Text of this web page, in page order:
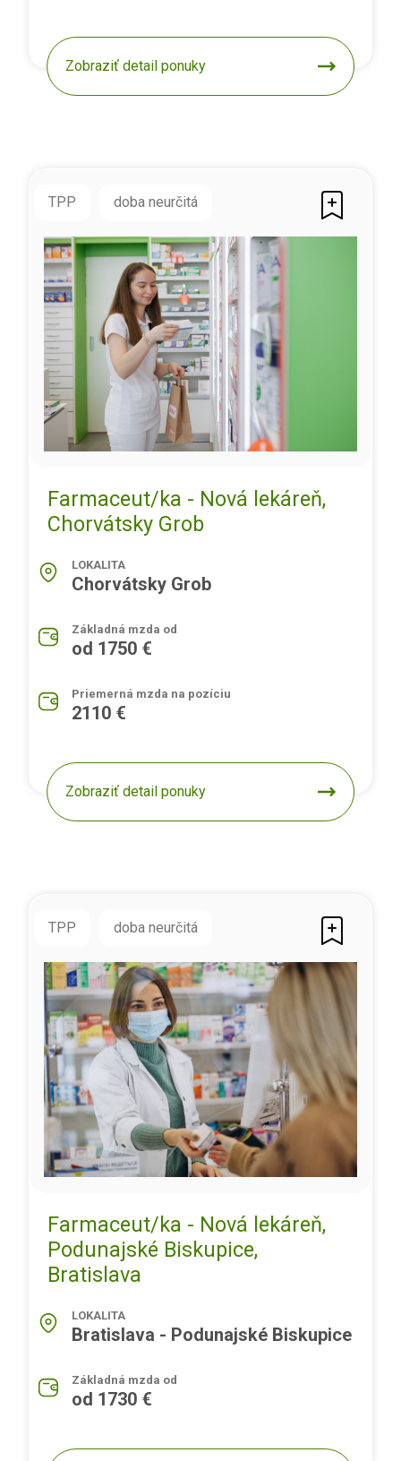
Zobraziť detail ponuky
TPP doba neurčitá
Farmaceut/ka - Nová lekáreň,
Chorvátsky Grob
LOKALITA
Chorvátsky Grob
Základná mzda od
od 1750 €
Priemerná mzda na pozíciu
2110 €
Zobraziť detail ponuky
TPP doba neurčitá
Farmaceut/ka - Nová lekáreň,
Podunajské Biskupice,
Bratislava
LOKALITA
Bratislava - Podunajské Biskupice
Základná mzda od
od 1730 €